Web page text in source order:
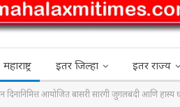
महाराष्ट्र इतर जिल्हा इतर राज्य
दिनानिमित्त आयोजित बासरी सारंगी जुगलबंदी आणि हास्य